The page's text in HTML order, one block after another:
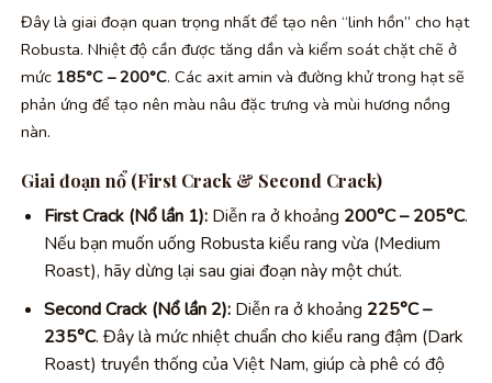
Đây là giai đoạn quan trọng nhất để tạo nên “linh hồn” cho hạt
Robusta. Nhiệt độ cần được tăng dần và kiểm soát chặt chẽ ở
mức 185°C – 200°C. Các axit amin và đường khử trong hạt sẽ
phản ứng để tạo nên màu nâu đặc trưng và mùi hương nồng
nàn.
Giai đoạn nổ (First Crack & Second Crack)
First Crack (Nổ lần 1):Diễn ra ở khoảng 200°C – 205°C.
Nếu bạn muốn uống Robusta kiểu rang vừa (Medium
Roast), hãy dừng lại sau giai đoạn này một chút.
Second Crack (Nổ lần 2):Diễn ra ở khoảng 225°C –
235°C. Đây là mức nhiệt chuẩn cho kiểu rang đậm (Dark
Roast) truyền thống của Việt Nam, giúp cà phê có độ